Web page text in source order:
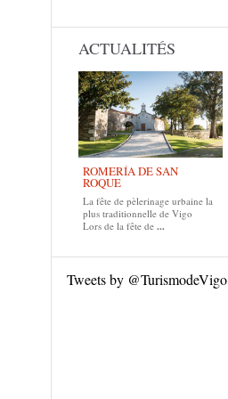
ACTUALITÉS
ROMERÍA DE SAN
ROQUE
La fête de pèlerinage urbaine la
plus traditionnelle de Vigo
Lors de la fête de ...
Tweets by @TurismodeVigo